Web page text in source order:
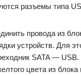
разъемы типа
провода из
устройств. Для
SATA —
цвета из блока